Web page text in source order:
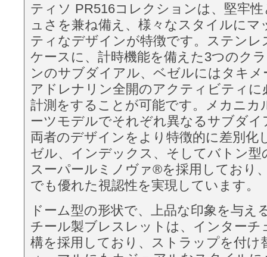
ティソ PR516コレクションは、堅牢
ュさを兼ね備え、様々なスタイルにマ
ティなデザインが特徴です。ステンレ
ケースに、計時機能を備えた3つのク
ンのサブダイアル、ベゼルにはタキ
アドレナリン全開のアクティビティに
計測をすることが可能です。メカニカ
ーツモデルでそれぞれ異なるサブダイ
両者のデザインをより特徴的に差別化
ゼル、インデックス、そしてバトン型
スーパールミノヴァ®を採用しており
でも優れた視認性を実現しています。
ドーム型の形状で、上品な印象を与え
チール製ブレスレットは、インターチ
構を採用しており、ストラップを付け